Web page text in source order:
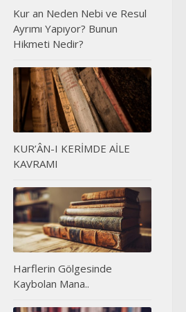
Kur an Neden Nebi ve Resul
Ayrımı Yapıyor? Bunun
Hikmeti Nedir?
KUR’ÂN-I KERİMDE AİLE
KAVRAMI
Harflerin Gölgesinde
Kaybolan Mana..